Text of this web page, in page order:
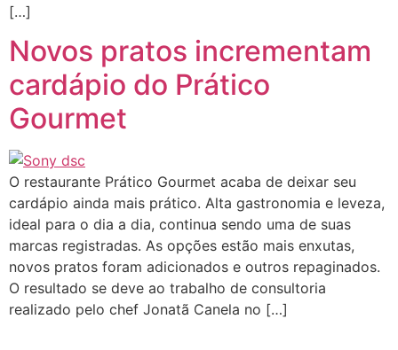
[…]
Novos pratos incrementam
cardápio do Prático
Gourmet
O restaurante Prático Gourmet acaba de deixar seu
cardápio ainda mais prático. Alta gastronomia e leveza,
ideal para o dia a dia, continua sendo uma de suas
marcas registradas. As opções estão mais enxutas,
novos pratos foram adicionados e outros repaginados.
O resultado se deve ao trabalho de consultoria
realizado pelo chef Jonatã Canela no […]